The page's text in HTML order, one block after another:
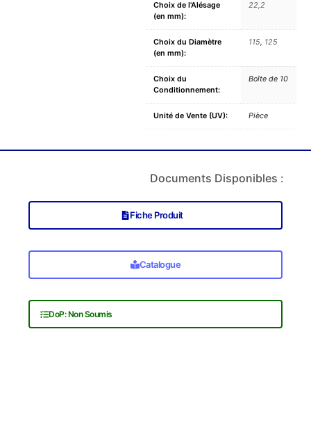
Choix de l'Alésage
(en mm):
22,2
Choix du Diamètre
(en mm):
115, 125
Choix du
Conditionnement:
Boîte de 10
Unité de Vente (UV): Pièce
Documents Disponibles :
Fiche Produit
Catalogue
DoP: Non Soumis